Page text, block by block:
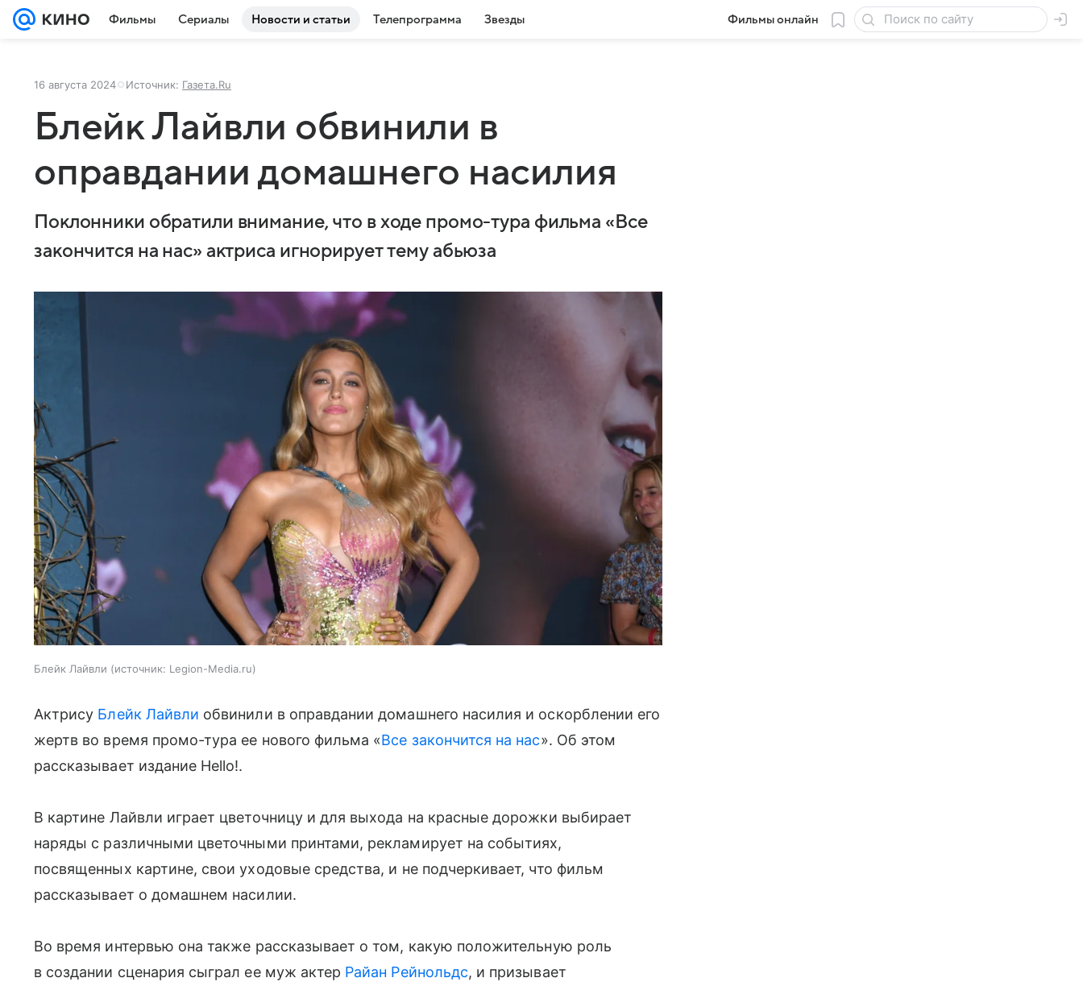
Фильмы Сериалы Новости и статьи Телепрограмма Звезды Фильмы онлайн
16 августа 2024 Источник: Газета.Ru
Блейк Лайвли обвинили в
оправдании домашнего насилия
Поклонники обратили внимание, что в ходе промо-тура фильма «Все
закончится на нас» актриса игнорирует тему абьюза
Блейк Лайвли источник: Legion-Media.ru
Актрису Блейк Лайвли обвинили в оправдании домашнего насилия и оскорблении его
жертв во время промо-тура ее нового фильма «Все закончится на нас». Об этом
рассказывает издание Hello!.
В картине Лайвли играет цветочницу и для выхода на красные дорожки выбирает
наряды с различными цветочными принтами, рекламирует на событиях,
посвященных картине, свои уходовые средства, и не подчеркивает, что фильм
рассказывает о домашнем насилии.
Во время интервью она также рассказывает о том, какую положительную роль
в создании сценария сыграл ее муж актер Райан Рейнольдс, и призывает